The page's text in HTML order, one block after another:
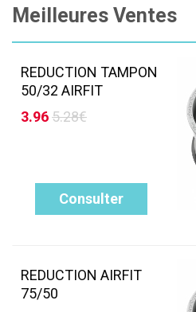
Meilleures Ventes
REDUCTION TAMPON
50/32 AIRFIT
3.965.28€
Consulter
REDUCTION AIRFIT
75/50